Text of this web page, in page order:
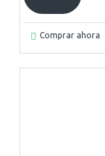
Comprar ahora